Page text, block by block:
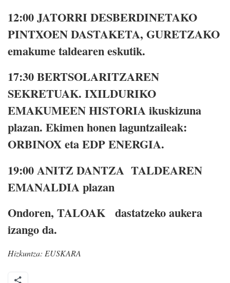
12:00JATORRI DESBERDINETAKO
PINTXOEN DASTAKETA, GURETZAKO
emakume taldearen eskutik.
17:30BERTSOLARITZAREN
SEKRETUAK. IXILDURIKO
EMAKUMEEN HISTORIA ikuskizuna
plazan. Ekimen honen laguntzaileak:
ORBINOX eta EDP ENERGIA.
19:00ANITZ DANTZA TALDEAREN
EMANALDIA plazan
Ondoren, TALOAK dastatzeko aukera
izango da.
Hizkuntza: EUSKARA